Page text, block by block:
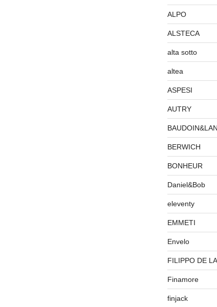
ALPO
ALSTECA
alta sotto
altea
ASPESI
AUTRY
BERWICH
BONHEUR
Daniel&Bob
eleventy
EMMETI
Envelo
FILIPPO DE
Finamore
finjack